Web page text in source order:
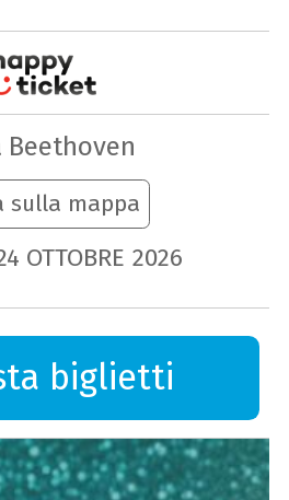
Beethoven
sulla mappa
OTTOBRE 2026
biglietti